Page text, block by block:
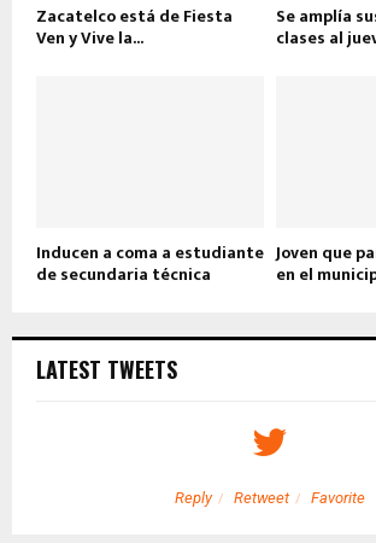
Zacatelco está de Fiesta
Ven y Vive la...
Se amplía
clases al
Inducen a coma a estudiante
de secundaria técnica
Joven que
en el
LATEST TWEETS
Reply Retweet Favorite